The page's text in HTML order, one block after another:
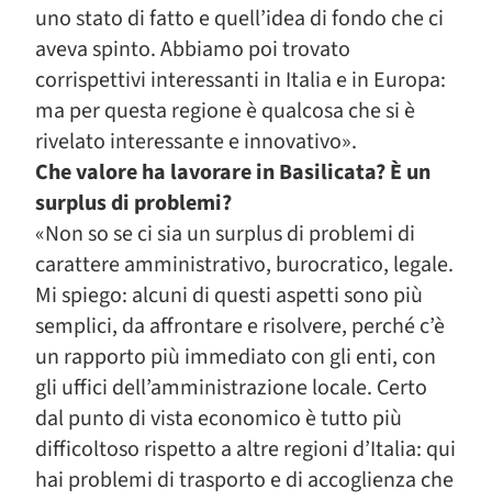
uno stato di fatto e quell’idea di fondo che ci
aveva spinto. Abbiamo poi trovato
corrispettivi interessanti in Italia e in Europa:
ma per questa regione è qualcosa che si è
rivelato interessante e innovativo».
Che valore ha lavorare in Basilicata? È un
surplus di problemi?
«Non so se ci sia un surplus di problemi di
carattere amministrativo, burocratico, legale.
Mi spiego: alcuni di questi aspetti sono più
semplici, da affrontare e risolvere, perché c’è
un rapporto più immediato con gli enti, con
gli uffici dell’amministrazione locale. Certo
dal punto di vista economico è tutto più
difficoltoso rispetto a altre regioni d’Italia: qui
hai problemi di trasporto e di accoglienza che